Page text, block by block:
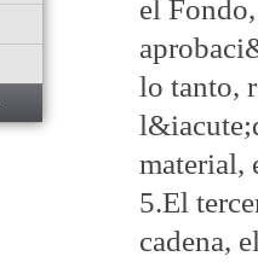
el
lo tanto,
material,
5.El
cadena,